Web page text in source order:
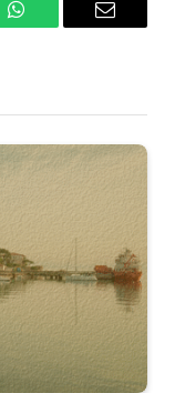
WhatsAppEmail